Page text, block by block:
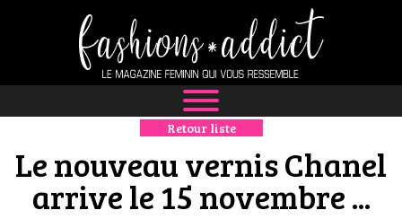
NEWS
MODE
Retour liste
Le nouveau vernis Chanel
arrive le 15 novembre ...